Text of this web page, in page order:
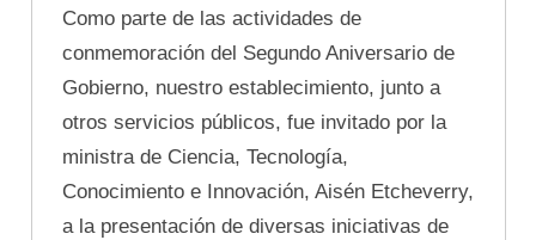
Como parte de las actividades de
conmemoración del Segundo Aniversario de
Gobierno, nuestro establecimiento, junto a
otros servicios públicos, fue invitado por la
ministra de Ciencia, Tecnología,
Conocimiento e Innovación, Aisén Etcheverry,
a la presentación de diversas iniciativas de